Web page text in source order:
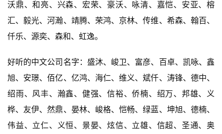
沃鼎、和亮、兴森、宏荣、豪沃、咏清、嘉恺、安亚、榕
汇、毅光、河瀚、靖腾、荣鸿、京林、传维、希森、翰百、
仟乐、源奕、森和、虹逸。
好听的中文公司名字：盛沐、峻卫、富彦、百卓、凯咏、鑫
旭、安璟、佰亿、亿鸿、海仁、维义、斌仟、涛锋、德中、
绍雨、风丰、瀚鑫、健强、信裕、侨楠、绍万、邦雄、义
桦、友伊、然鼎、晏林、峻格、恺畅、绿蓝、坤旭、德楠、
伟益、立仁、义恒、景晏、炫信、立雄、信超、圣通、奥